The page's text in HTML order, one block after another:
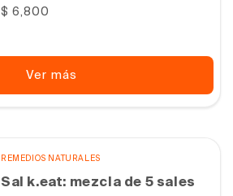
Precio
$ 6,800
Ver más
REMEDIOS NATURALES
Sal k.eat: mezcla de 5 sales